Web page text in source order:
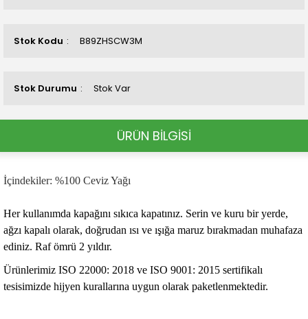
Stok Kodu B89ZHSCW3M
Stok Durumu Stok Var
ÜRÜN BİLGİSİ
İçindekiler: %100 Ceviz Yağı
Her kullanımda kapağını sıkıca kapatınız. Serin ve kuru bir yerde,
ağzı kapalı olarak, doğrudan ısı ve ışığa maruz bırakmadan muhafaza
ediniz. Raf ömrü 2 yıldır.
Ürünlerimiz ISO 22000: 2018 ve ISO 9001: 2015 sertifikalı
tesisimizde hijyen kurallarına uygun olarak paketlenmektedir.